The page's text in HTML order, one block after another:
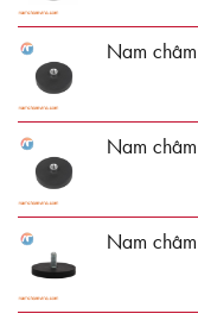
Nam
Nam
Nam